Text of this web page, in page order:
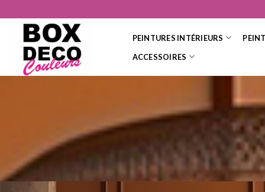
to
content
PEINTURES INTÉRIEURS
ACCESSOIRES